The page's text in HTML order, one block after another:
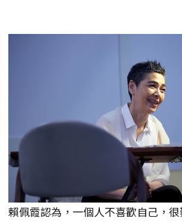
賴佩霞認為，一個人不喜歡自己，